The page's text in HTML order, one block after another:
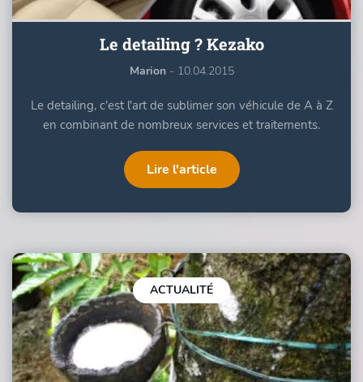
Le detailing ? Kezako
Marion - 10.04.2015
Le detailing, c'est l'art de sublimer son véhicule de A à Z
en combinant de nombreux services et traitements.
Lire l'article
ACTUALITÉ